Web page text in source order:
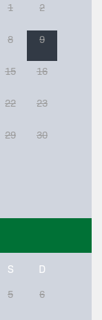
1 2
8 9
15 16
22 23
29 30
S D
5 6